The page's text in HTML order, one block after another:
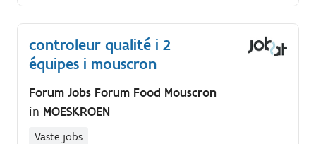
controleur qualité i 2
équipes i mouscron
Forum Jobs Forum Food Mouscron
in MOESKROEN
Vaste jobs